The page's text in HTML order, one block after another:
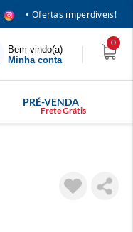
• Ofertas imperdíveis!
Bem-vindo(a)
Minha conta
0
PRÉ-VENDA